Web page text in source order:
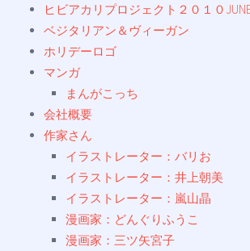
ヒビアカリプロジェクト２０１０
ベジタリアン＆ヴィーガン
ホリデーロゴ
マンガ
まんがこっち
会社概要
作家さん
イラストレーター：バリお
イラストレーター：井上朝美
イラストレーター：嵐山晶
漫画家：どんぐりふうこ
漫画家：三ツ矢宮子